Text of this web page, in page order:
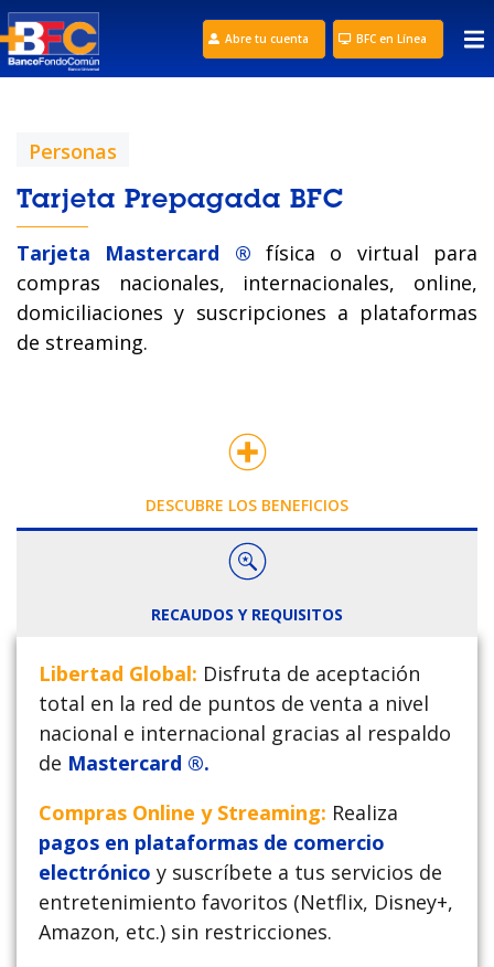
Abre tu cuenta BFC en Línea
Personas
Tarjeta Prepagada BFC
Tarjeta Mastercard ® física o virtual para
compras nacionales, internacionales, online,
domiciliaciones y suscripciones a plataformas
de streaming.
DESCUBRE LOS BENEFICIOS
RECAUDOS Y REQUISITOS
Libertad Global: Disfruta de aceptación
total en la red de puntos de venta a nivel
nacional e internacional gracias al respaldo
de Mastercard ®.
Compras Online y Streaming: Realiza
pagos en plataformas de comercio
electrónico y suscríbete a tus servicios de
entretenimiento favoritos (Netflix, Disney+,
Amazon, etc.) sin restricciones.